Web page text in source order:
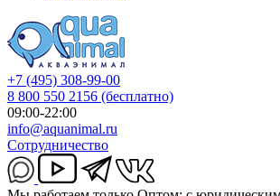
+7 (495) 308-99-00
8 800 550 2156 (бесплатно)
09:00-22:00
info@aquanimal.ru
Сотрудничество